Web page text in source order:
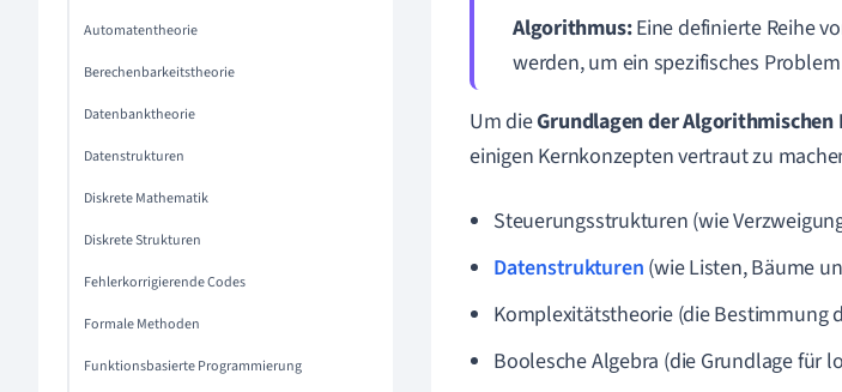
Automatentheorie
Berechenbarkeitstheorie
Datenbanktheorie
Datenstrukturen
Diskrete Mathematik
Diskrete Strukturen
Fehlerkorrigierende Codes
Formale Methoden
Funktionsbasierte Programmierung
Algorithmus:Eine definierte Reihe
werden, um ein spezifisches
Um dieGrundlagen der Algorithmischen
einigen Kernkonzepten vertraut zu
Steuerungsstrukturen (wie
Datenstrukturen (wie Listen, Bäume
Komplexitätstheorie (die Bestimmung
Boolesche Algebra (die Grundlage für